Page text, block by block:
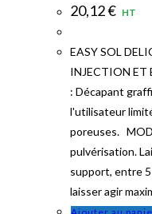
20,12€ HT
EASY SOL
INJECTION ET
: Décapant
l'utilisateur
poreuses.
pulvérisation.
support, entre
laisser agir